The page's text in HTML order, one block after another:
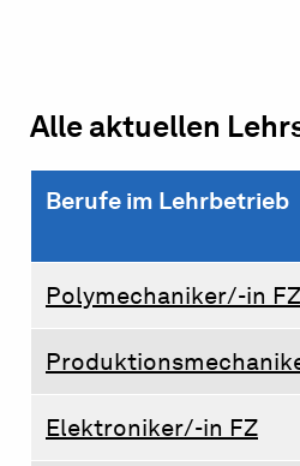
Alle aktuellen
Berufe im Lehrbetrieb
Polymechaniker/-in FZ
Elektroniker/-in FZ